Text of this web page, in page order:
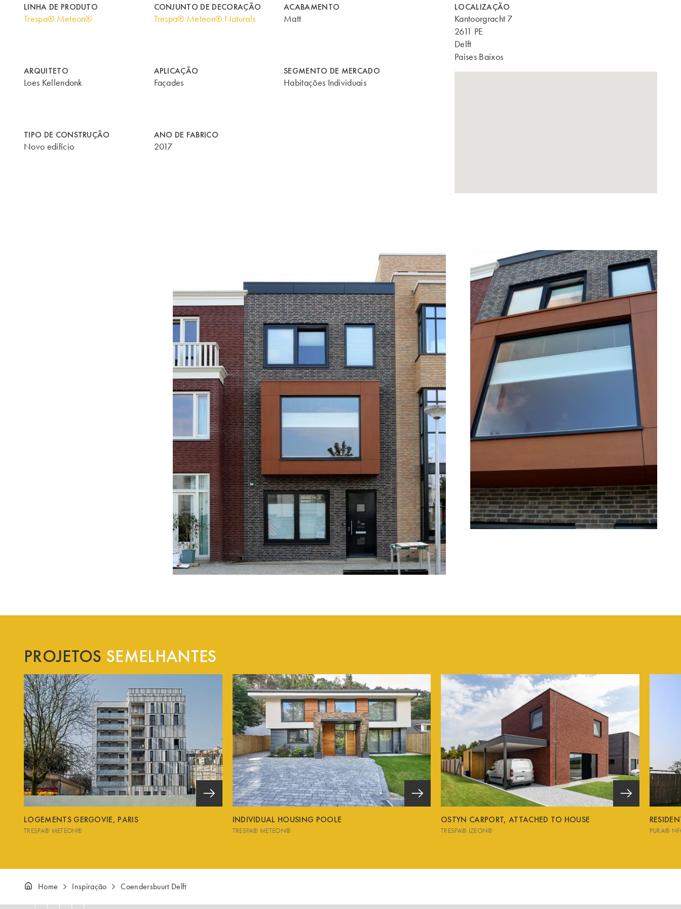
LINHA DE PRODUTO
Trespa® Meteon®
CONJUNTO DE DECORAÇÃO
Trespa® Meteon® Naturals
ACABAMENTO
Matt
ARQUITETO
Loes Kellendonk
APLICAÇÃO
Façades
SEGMENTO DE MERCADO
Habitações Individuais
TIPO DE CONSTRUÇÃO
Novo edifício
ANO DE FABRICO
2017
LOCALIZAÇÃO
Kantoorgracht 7
2611 PE
Delft
Países Baixos
PROJETOS SEMELHANTES
LOGEMENTS GERGOVIE, PARIS
TRESPA® METEON®
INDIVIDUAL HOUSING POOLE
TRESPA® METEON®
OSTYN CARPORT, ATTACHED TO HOUSE
TRESPA® IZEON® PURA®
Home Inspiração Coendersbuurt Delft